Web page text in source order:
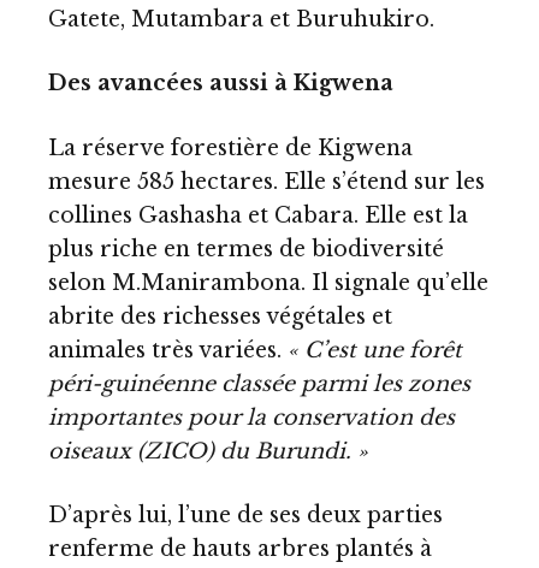
Gatete, Mutambara et Buruhukiro.
Des avancées aussi à Kigwena
La réserve forestière de Kigwena
mesure 585 hectares. Elle s’étend sur les
collines Gashasha et Cabara. Elle est la
plus riche en termes de biodiversité
selon M.Manirambona. Il signale qu’elle
abrite des richesses végétales et
animales très variées. « C’est une forêt
péri-guinéenne classée parmi les zones
importantes pour la conservation des
oiseaux (ZICO) du Burundi. »
D’après lui, l’une de ses deux parties
renferme de hauts arbres plantés à